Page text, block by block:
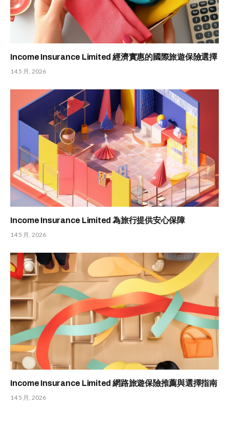
Income Insurance Limited 經濟實惠的國際旅遊保險選擇
14 5 月, 2026
Income Insurance Limited 為旅行提供安心保障
14 5 月, 2026
Income Insurance Limited 網路旅遊保險推薦與選擇指南
14 5 月, 2026